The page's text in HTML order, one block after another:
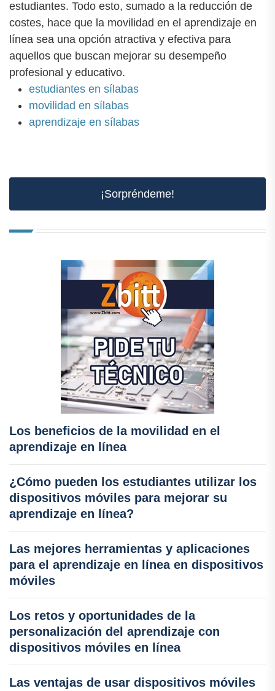
estudiantes. Todo esto, sumado a la reducción de
costes, hace que la movilidad en el aprendizaje en
línea sea una opción atractiva y efectiva para
aquellos que buscan mejorar su desempeño
profesional y educativo.
estudiantes en sílabas
movilidad en sílabas
aprendizaje en sílabas
¡Sorpréndeme!
Los beneficios de la movilidad en el
aprendizaje en línea
¿Cómo pueden los estudiantes utilizar los
dispositivos móviles para mejorar su
aprendizaje en línea?
Las mejores herramientas y aplicaciones
para el aprendizaje en línea en dispositivos
móviles
Los retos y oportunidades de la
personalización del aprendizaje con
dispositivos móviles en línea
Las ventajas de usar dispositivos móviles